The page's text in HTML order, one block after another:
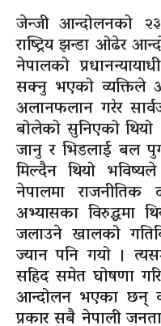
जेन्जी आन्दोलनको
राष्ट्रिय झन्डा ओढेर
नेपालको
सक्नु भएको व्यक्तिले
अलानफलान गरेर
बोलेको सुनिएको
जानु र भिडलाई बल
मिल्दैन थियो
नेपालमा
अभ्यासका विरुद्धमा
जलाउने खालको
ज्यान पनि गयो ।
सहिद समेत घोषणा
आन्दोलन भएका